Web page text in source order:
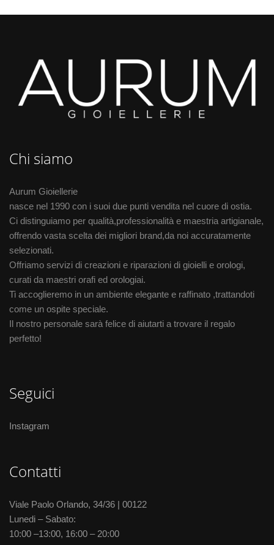
Chi siamo
Aurum Gioiellerie
nasce nel 1990 con i suoi due punti vendita nel cuore di ostia.
Ci distinguiamo per qualità,professionalità e maestria artigianale,
offrendo vasta scelta dei migliori brand,da noi accuratamente
selezionati.
Offriamo servizi di creazioni e riparazioni di gioielli e orologi,
curati da maestri orafi ed orologiai.
Ti accoglieremo in un ambiente elegante e raffinato ,trattandoti
come un ospite speciale.
Il nostro personale sarà felice di aiutarti a trovare il regalo
perfetto!
Seguici
Instagram
Contatti
Viale Paolo Orlando, 34/36 | 00122
Lunedi – Sabato:
10:00 –13:00, 16:00 – 20:00